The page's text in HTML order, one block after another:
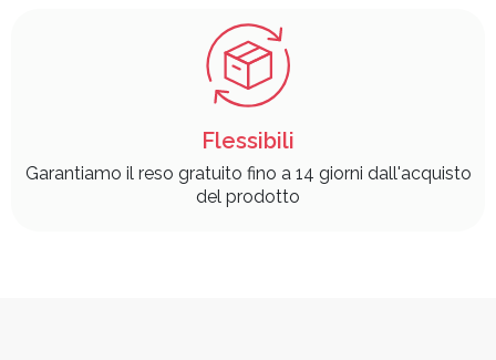
Flessibili
Garantiamo il reso gratuito fino a 14 giorni dall'acquisto
del prodotto